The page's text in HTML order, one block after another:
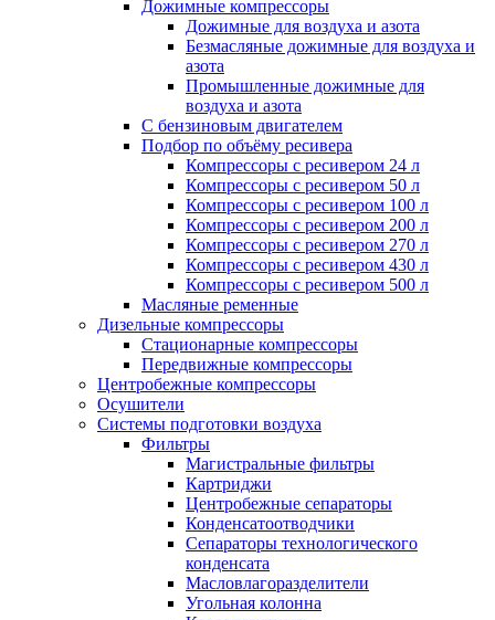
Дожимные компрессоры
Дожимные для воздуха и азота
Безмасляные дожимные для воздуха и
азота
Промышленные дожимные для
воздуха и азота
С бензиновым двигателем
Подбор по объёму ресивера
Компрессоры с ресивером 24 л
Компрессоры с ресивером 50 л
Компрессоры с ресивером 100 л
Компрессоры с ресивером 200 л
Компрессоры с ресивером 270 л
Компрессоры с ресивером 430 л
Компрессоры с ресивером 500 л
Масляные ременные
Дизельные компрессоры
Стационарные компрессоры
Передвижные компрессоры
Центробежные компрессоры
Осушители
Системы подготовки воздуха
Фильтры
Магистральные фильтры
Картриджи
Центробежные сепараторы
Конденсатоотводчики
Сепараторы технологического
конденсата
Масловлагоразделители
Угольная колонна